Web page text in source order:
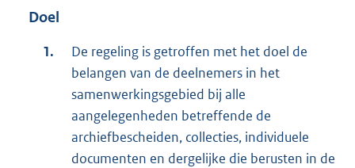
Doel
De regeling is getroffen met het doel de
belangen van de deelnemers in het
samenwerkingsgebied bij alle
aangelegenheden betreffende de
archiefbescheiden, collecties, individuele
documenten en dergelijke die berusten in de